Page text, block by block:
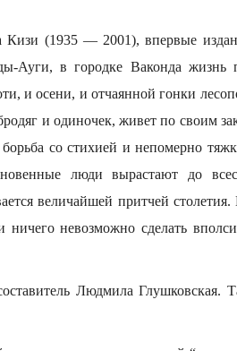
Кизи (1935 — 2001), впервые
Ауги, в городке Ваконда жизнь
и осени, и отчаянной гонки
и одиночек, живет по своим
со стихией и непомерно
люди вырастают до
величайшей притчей столетия.
невозможно сделать
Людмила Глушковская.